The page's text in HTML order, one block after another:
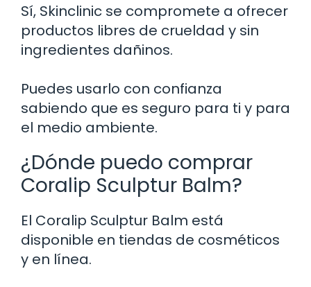
Sí, Skinclinic se compromete a ofrecer
productos libres de crueldad y sin
ingredientes dañinos.
Puedes usarlo con confianza
sabiendo que es seguro para ti y para
el medio ambiente.
¿Dónde puedo comprar
Coralip Sculptur Balm?
El Coralip Sculptur Balm está
disponible en tiendas de cosméticos
y en línea.